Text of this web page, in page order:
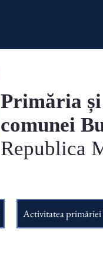
Primăria
comunei
Republica
Activitatea primăriei